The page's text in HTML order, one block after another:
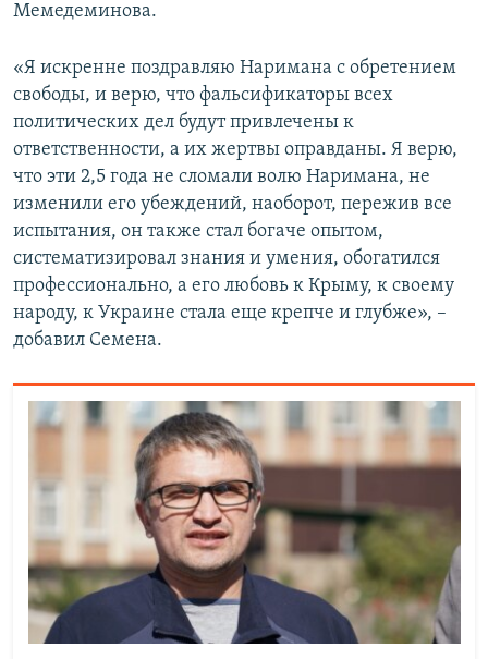
Мемедеминова.
«Я искренне поздравляю Наримана с обретением
свободы, и верю, что фальсификаторы всех
политических дел будут привлечены к
ответственности, а их жертвы оправданы. Я верю,
что эти 2,5 года не сломали волю Наримана, не
изменили его убеждений, наоборот, пережив все
испытания, он также стал богаче опытом,
систематизировал знания и умения, обогатился
профессионально, а его любовь к Крыму, к своему
народу, к Украине стала еще крепче и глубже», –
добавил Семена.